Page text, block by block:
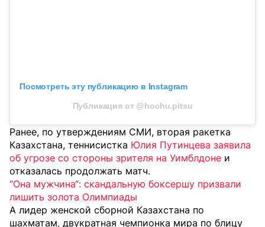
Посмотреть эту публикацию в Instagram
Публикация от @hochu.pitsu
Ранее, по утверждениям СМИ, вторая ракетка
Казахстана, теннисистка Юлия Путинцева заявила
об угрозе со стороны зрителя на Уимблдоне и
отказалась продолжать матч.
“Она мужчина“: скандальную боксершу призвали
лишить золота Олимпиады
А лидер женской сборной Казахстана по
шахматам, двукратная чемпионка мира по блицу